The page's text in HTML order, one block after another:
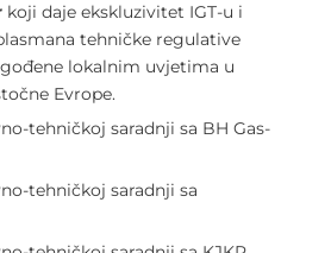
koji daje ekskluzivitet IGT-u i
tehničke regulative
lokalnim uvjetima u
Evrope.
tehničkoj saradnji sa BH Gas-
tehničkoj saradnji sa